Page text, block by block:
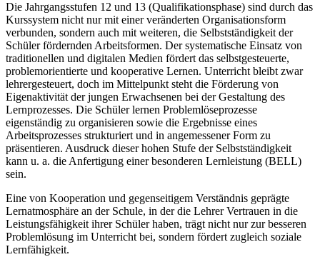
Die Jahrgangsstufen 12 und 13 (Qualifikationsphase) sind durch das
Kurssystem nicht nur mit einer veränderten Organisationsform
verbunden, sondern auch mit weiteren, die Selbstständigkeit der
Schüler fördernden Arbeitsformen. Der systematische Einsatz von
traditionellen und digitalen Medien fördert das selbstgesteuerte,
problemorientierte und kooperative Lernen. Unterricht bleibt zwar
lehrergesteuert, doch im Mittelpunkt steht die Förderung von
Eigenaktivität der jungen Erwachsenen bei der Gestaltung des
Lernprozesses. Die Schüler lernen Problemlöseprozesse
eigenständig zu organisieren sowie die Ergebnisse eines
Arbeitsprozesses strukturiert und in angemessener Form zu
präsentieren. Ausdruck dieser hohen Stufe der Selbstständigkeit
kann u. a. die Anfertigung einer besonderen Lernleistung (BELL)
sein.
Eine von Kooperation und gegenseitigem Verständnis geprägte
Lernatmosphäre an der Schule, in der die Lehrer Vertrauen in die
Leistungsfähigkeit ihrer Schüler haben, trägt nicht nur zur besseren
Problemlösung im Unterricht bei, sondern fördert zugleich soziale
Lernfähigkeit.